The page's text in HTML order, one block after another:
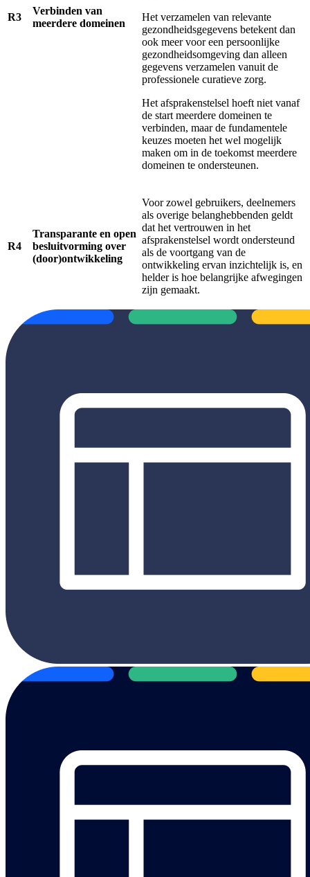
R3
Verbinden van
meerdere domeinen
Het verzamelen van relevante
gezondheidsgegevens betekent dan
ook meer voor een persoonlijke
gezondheidsomgeving dan alleen
gegevens verzamelen vanuit de
professionele curatieve zorg.
Het afsprakenstelsel hoeft niet vanaf
de start meerdere domeinen te
verbinden, maar de fundamentele
keuzes moeten het wel mogelijk
maken om in de toekomst meerdere
domeinen te ondersteunen.
R4
Transparante en open
besluitvorming over
(door)ontwikkeling
Voor zowel gebruikers, deelnemers
als overige belanghebbenden geldt
dat het vertrouwen in het
afsprakenstelsel wordt ondersteund
als de voortgang van de
ontwikkeling ervan inzichtelijk is, en
helder is hoe belangrijke afwegingen
zijn gemaakt.